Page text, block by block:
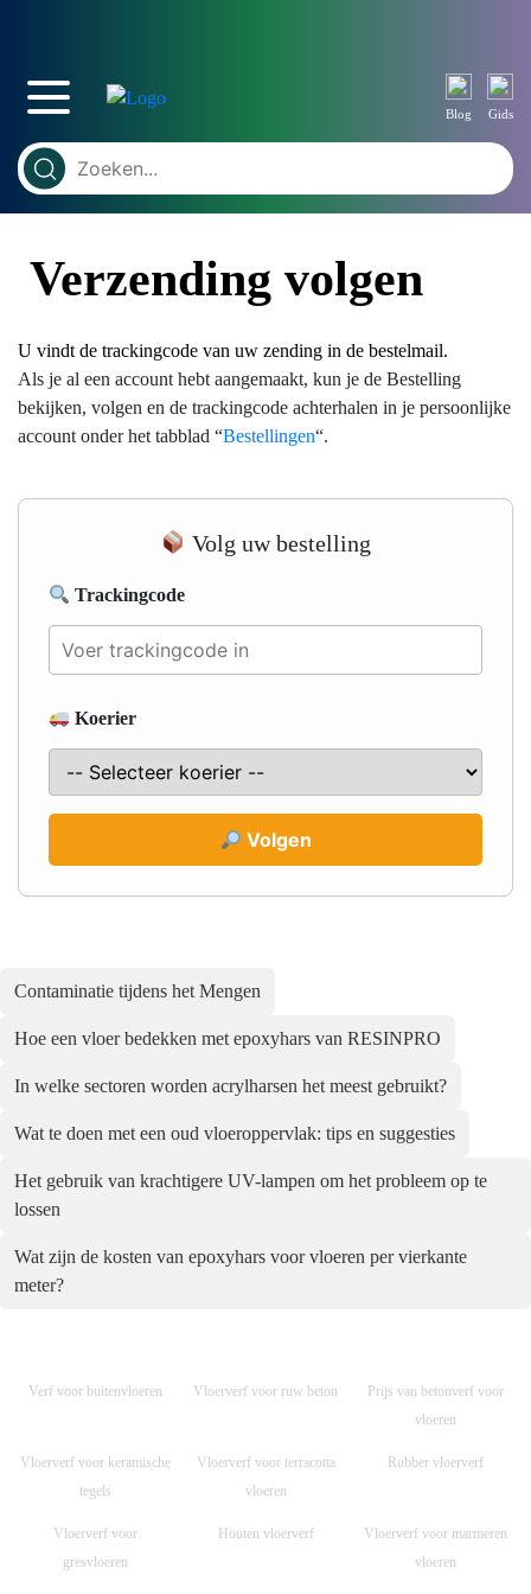
Blog Gids
Verzending volgen
U vindt de trackingcode van uw zending in de bestelmail.
Als je al een account hebt aangemaakt, kun je de Bestelling
bekijken, volgen en de trackingcode achterhalen in je persoonlijke
account onder het tabblad “Bestellingen“.
Volg uw bestelling
Trackingcode
Koerier
Volgen
Contaminatie tijdens het Mengen
Hoe een vloer bedekken met epoxyhars van RESINPRO
In welke sectoren worden acrylharsen het meest gebruikt?
Wat te doen met een oud vloeroppervlak: tips en suggesties
Het gebruik van krachtigere UV-lampen om het probleem op te
lossen
Wat zijn de kosten van epoxyhars voor vloeren per vierkante
meter?
Verf voor buitenvloeren Vloerverf voor ruw beton
Prijs van betonverf voor
vloeren
Vloerverf voor keramische
tegels
Vloerverf voor terracotta
vloeren
Rubber vloerverf
Vloerverf voor
gresvloeren
Houten vloerverf
Vloerverf voor marmeren
vloeren